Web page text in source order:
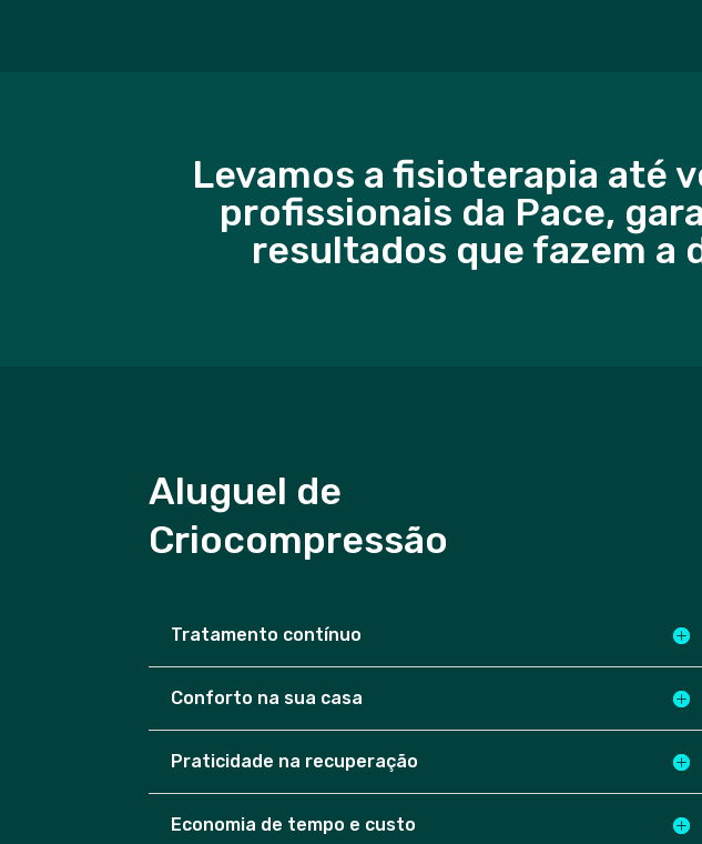
Levamos a fisioterapia até
profissionais da Pace,
resultados que fazem a
Aluguel de
Criocompressão
Tratamento contínuo
Conforto na sua casa
Praticidade na recuperação
Economia de tempo e custo